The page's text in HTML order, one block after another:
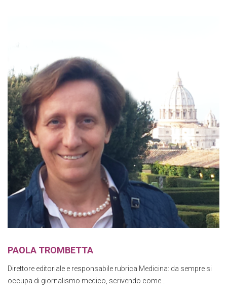
PAOLA TROMBETTA
Direttore editoriale e responsabile rubrica Medicina: da sempre si
occupa di giornalismo medico, scrivendo come...